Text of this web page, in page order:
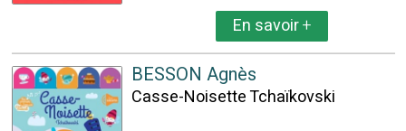
En savoir+
BESSON Agnès
Casse-Noisette Tchaïkovski